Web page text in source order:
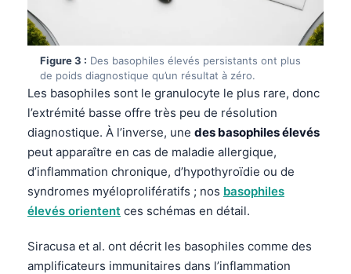
Figure 3 : Des basophiles élevés persistants ont plus
de poids diagnostique qu’un résultat à zéro.
Les basophiles sont le granulocyte le plus rare, donc
l’extrémité basse offre très peu de résolution
diagnostique. À l’inverse, une des basophiles élevés
peut apparaître en cas de maladie allergique,
d’inflammation chronique, d’hypothyroïdie ou de
syndromes myéloprolifératifs ; nos basophiles
élevés orientent ces schémas en détail.
Siracusa et al. ont décrit les basophiles comme des
amplificateurs immunitaires dans l’inflammation